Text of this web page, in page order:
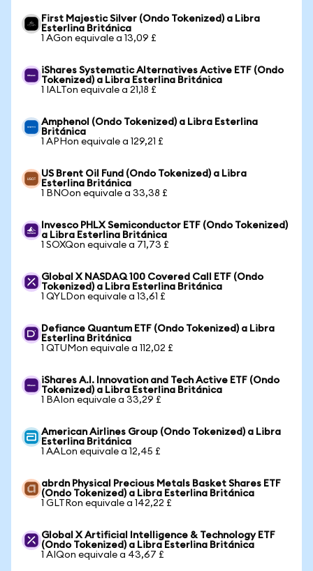
First Majestic Silver (Ondo Tokenized) a Libra
Esterlina Británica
1 AGon equivale a 13,09 £
iShares Systematic Alternatives Active ETF (Ondo
Tokenized) a Libra Esterlina Británica
1 IALTon equivale a 21,18 £
Amphenol (Ondo Tokenized) a Libra Esterlina
Británica
1 APHon equivale a 129,21 £
US Brent Oil Fund (Ondo Tokenized) a Libra
Esterlina Británica
1 BNOon equivale a 33,38 £
Invesco PHLX Semiconductor ETF (Ondo Tokenized)
a Libra Esterlina Británica
1 SOXQon equivale a 71,73 £
Global X NASDAQ 100 Covered Call ETF (Ondo
Tokenized) a Libra Esterlina Británica
1 QYLDon equivale a 13,61 £
Defiance Quantum ETF (Ondo Tokenized) a Libra
Esterlina Británica
1 QTUMon equivale a 112,02 £
iShares A.I. Innovation and Tech Active ETF (Ondo
Tokenized) a Libra Esterlina Británica
1 BAIon equivale a 33,29 £
American Airlines Group (Ondo Tokenized) a Libra
Esterlina Británica
1 AALon equivale a 12,45 £
abrdn Physical Precious Metals Basket Shares ETF
(Ondo Tokenized) a Libra Esterlina Británica
1 GLTRon equivale a 142,22 £
Global X Artificial Intelligence & Technology ETF
(Ondo Tokenized) a Libra Esterlina Británica
1 AIQon equivale a 43,67 £